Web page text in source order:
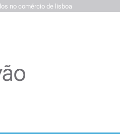
no comércio de lisboa